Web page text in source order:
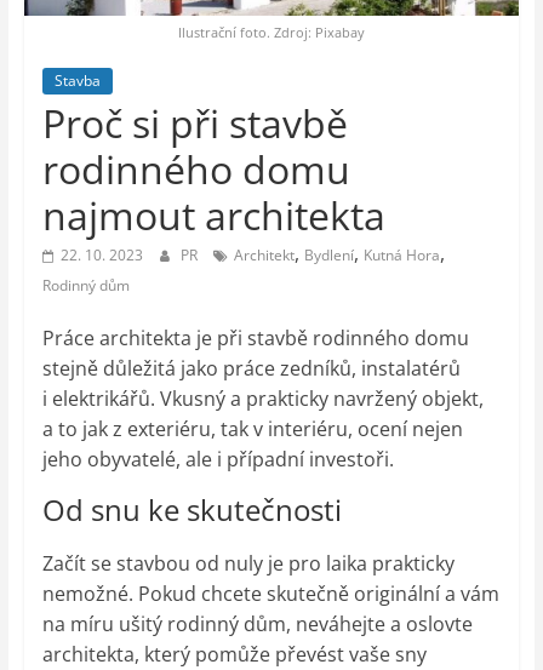
vesmír
Ilustrační foto. Zdroj: Pixabay
Stavba
Proč si při stavbě
rodinného domu
najmout architekta
22. 10. 2023 PR Architekt, Bydlení, Kutná Hora,
Rodinný dům
Práce architekta je při stavbě rodinného domu
stejně důležitá jako práce zedníků, instalatérů
i elektrikářů. Vkusný a prakticky navržený objekt,
a to jak z exteriéru, tak v interiéru, ocení nejen
jeho obyvatelé, ale i případní investoři.
Od snu ke skutečnosti
Začít se stavbou od nuly je pro laika prakticky
nemožné. Pokud chcete skutečně originální a vám
na míru ušitý rodinný dům, neváhejte a oslovte
architekta, který pomůže převést vaše sny